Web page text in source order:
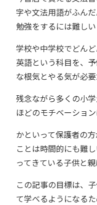
字や文法用語がふん
勉強をするには難しい
学校や中学校でどん
英語という科目を、
な根気とやる気が必要
残念ながら多くの小
ほどのモチベーション
かといって保護者の
ことは時間的にも難
ってきている子供と親
この記事の目標は、
て学べるようになる